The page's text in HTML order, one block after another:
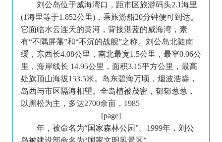
刘公岛位于威海湾口，距市区旅游码头2.1海里
(1海里等于1.852公里)，乘旅游船20分钟便可到达。
它面临水云连天的黄河，背接湛蓝的威海湾，素
有“不隅屏藩”和“不沉的战舰”之称。刘公岛北陡南
缓，东西长4.08公里，南北最宽1.5公里，最窄0.06公
里，海岸线长 14.95公里，面积3.15平方公里，最高
处旗顶山海拔153.5米。岛东碧海万顷，烟波浩淼，
岛西与市区隔海相望。全岛植被茂密，郁郁葱葱，
以黑松为主，多达2700余亩，1985
[page]
年，被命名为“国家森林公园”。1999年，刘公